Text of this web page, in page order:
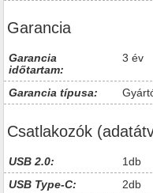
Garancia
Garancia
időtartam:
3 év
Garancia típusa:
Csatlakozók
USB 2.0:
1db
USB Type-C:
2db